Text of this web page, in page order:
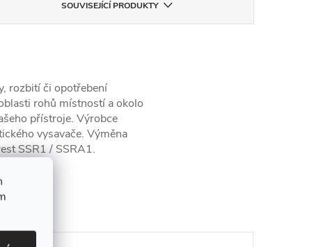
SOUVISEJÍCÍ PRODUKTY
rozbití či opotřebení
rohů místností a okolo
přístroje. Výrobce
vysavače. Výměna
SSR1 / SSRA1.